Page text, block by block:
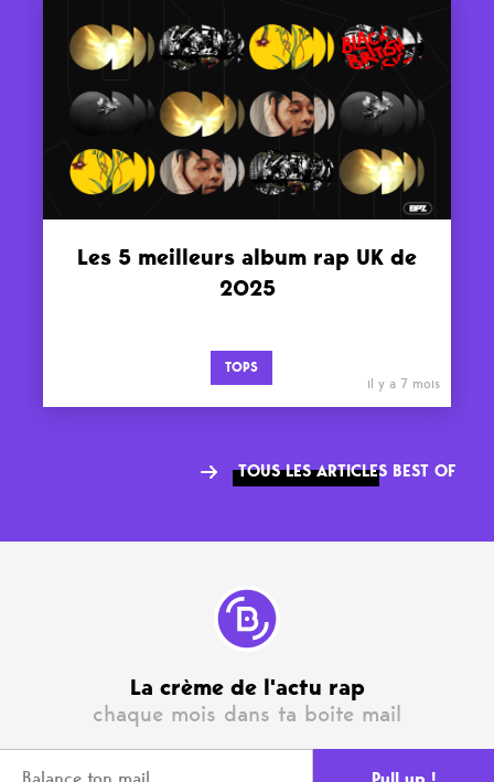
Les 5 meilleurs album rap UK de
2025
TOPS
il y a 7 mois
TOUS LES ARTICLES BEST OF
La crème de l'actu rap
chaque mois dans ta boite mail